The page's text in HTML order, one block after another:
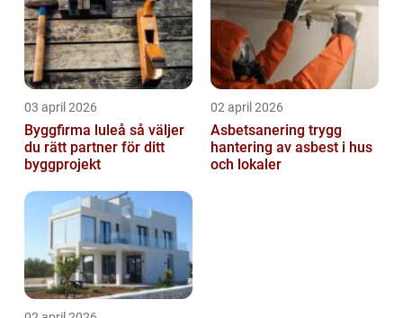
03 april 2026
Byggfirma luleå så väljer
du rätt partner för ditt
byggprojekt
02 april 2026
Asbetsanering trygg
hantering av asbest i hus
och lokaler